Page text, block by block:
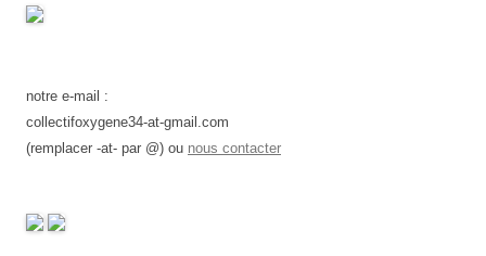
notre e-mail :
collectifoxygene34-at-gmail.com
(remplacer -at- par @) ou nous contacter